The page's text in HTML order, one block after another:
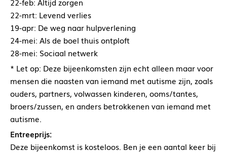
22-mrt: Levend verlies
19-apr: De weg naar hulpverlening
24-mei: Als de boel thuis ontploft
28-mei: Sociaal netwerk
* Let op: Deze bijeenkomsten zijn echt alleen maar voor
mensen die naasten van iemand met autisme zijn, zoals
ouders, partners, volwassen kinderen, ooms/tantes,
broers/zussen, en anders betrokkenen van iemand met
autisme.
Entreeprijs:
Deze bijeenkomst is kosteloos. Ben je een aantal keer bij